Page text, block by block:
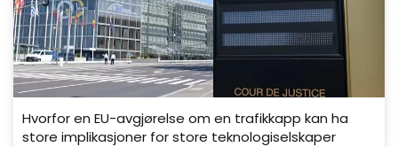
Hvorfor en EU-avgjørelse om en trafikkapp kan ha
store implikasjoner for store teknologiselskaper